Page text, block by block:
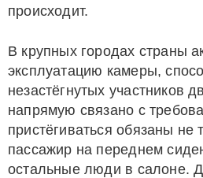
происходит.
В крупных городах страны
эксплуатацию камеры,
незастёгнутых участников
напрямую связано с
пристёгиваться обязаны не
пассажир на переднем
остальные люди в салоне.